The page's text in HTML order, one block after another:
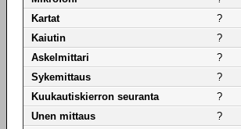
Kartat
?
Kaiutin
?
Askelmittari
?
Sykemittaus
?
Kuukautiskierron seuranta
?
Unen mittaus
?